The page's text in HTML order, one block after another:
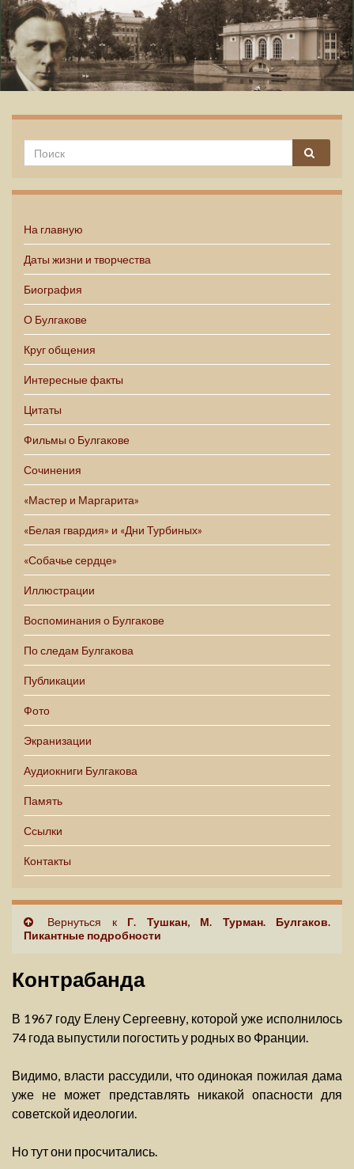
На главную
Даты жизни и творчества
Биография
О Булгакове
Круг общения
Интересные факты
Цитаты
Фильмы о Булгакове
Сочинения
«Мастер и Маргарита»
«Белая гвардия» и «Дни Турбиных»
«Собачье сердце»
Иллюстрации
Воспоминания о Булгакове
По следам Булгакова
Публикации
Фото
Экранизации
Аудиокниги Булгакова
Память
Ссылки
Контакты
Вернуться к Г. Тушкан, М. Турман. Булгаков.
Пикантные подробности
Контрабанда
В 1967 году Елену Сергеевну, которой уже исполнилось
74 года выпустили погостить у родных во Франции.
Видимо, власти рассудили, что одинокая пожилая дама
уже не может представлять никакой опасности для
советской идеологии.
Но тут они просчитались.